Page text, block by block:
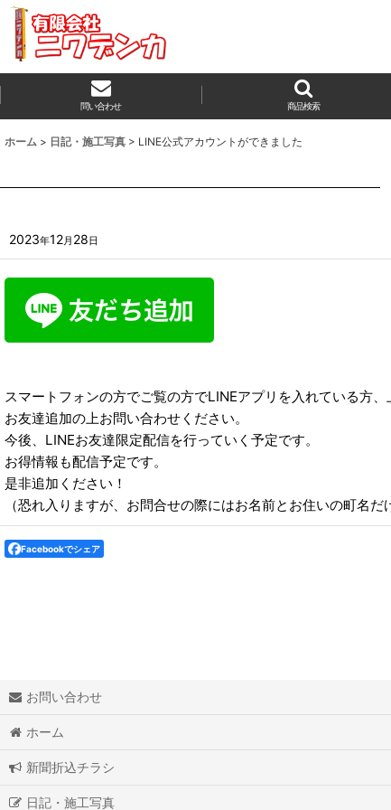
問い合わせ 商品検索
ホーム > 日記・施工写真 > LINE公式アカウントができました
2023年12月 28日
スマートフォンの方でご覧の方でLINEアプリを入れている方
お友達追加の上お問い合わせください。
今後、LINEお友達限定配信を行っていく予定です。
お得情報も配信予定です。
是非追加ください！
（恐れ入りますが、お問合せの際にはお名前とお住いの町名
Facebookでシェア
お問い合わせ
ホーム
新聞折込チラシ
日記・施工写真